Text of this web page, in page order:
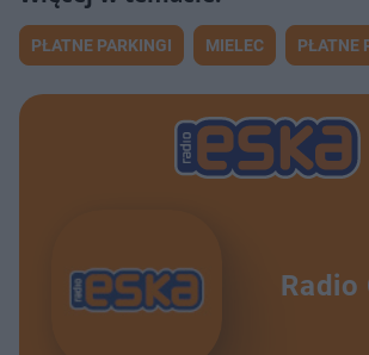
PŁATNE PARKINGI MIELEC PŁATNE
Radio